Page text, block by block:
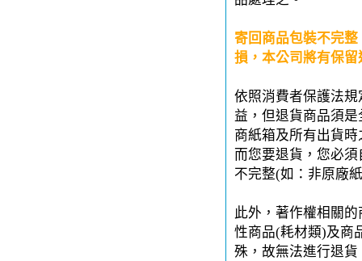
寄回商品包裝不完
損，本公司將有保
依照消費者保護法
益，但退貨商品須
商紙箱及所有出貨
而您要退貨，您必
不完整(如：非原廠
此外，著作權相關
性商品(耗材類)及商
殊，故無法進行退